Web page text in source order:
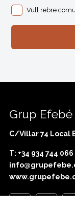
Vull rebre
Grup Efebé
C/Villar 74 Local
T: +34 934 744 066